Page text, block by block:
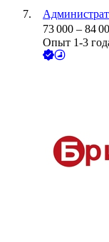
73 000 – 84
Опыт 1-3